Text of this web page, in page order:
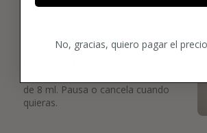
03
DESCUBRE ALGO NUEVO
de 8 ml. Pausa o cancela cuando
quieras.
No, gracias, quiero pagar el